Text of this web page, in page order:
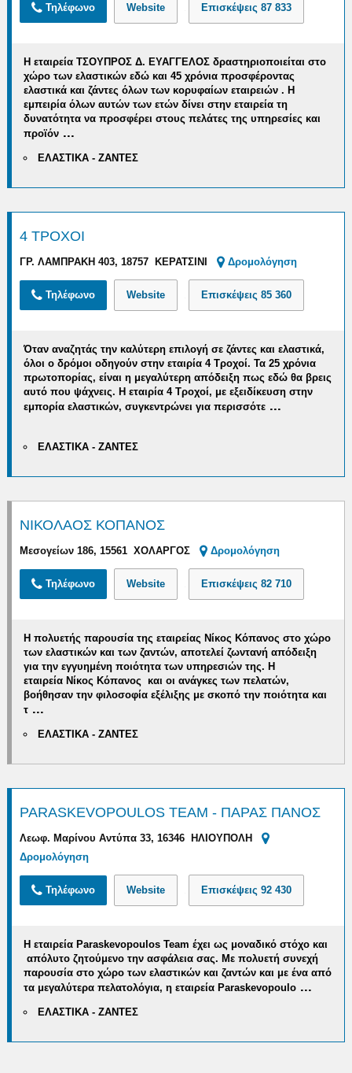
Τηλέφωνο Website Επισκέψεις87 833
Η εταιρεία ΤΣΟΥΠΡΟΣ Δ. ΕΥΑΓΓΕΛΟΣ δραστηριοποιείται στο
χώρο των ελαστικών εδώ και 45 χρόνιαπροσφέροντας
ελαστικά και ζάντες όλων των κορυφαίων εταιρειών . Η
εμπειρία όλων αυτών των ετών δίνει στην εταιρεία τη
δυνατότητα ναπροσφέρει στους πελάτες της υπηρεσίες και
προϊόν ...
ΕΛΑΣΤΙΚΑ - ΖΑΝΤΕΣ
4 ΤΡΟΧΟΙ
ΓΡ. ΛΑΜΠΡΑΚΗ 403, 18757 ΚΕΡΑΤΣΙΝΙ Δρομολόγηση
Τηλέφωνο Website Επισκέψεις85 360
Όταν αναζητάς την καλύτερη επιλογή σε ζάντες και ελαστικά,
όλοι ο δρόμοι οδηγούν στην εταιρία 4 Τροχοί. Τα 25 χρόνια
πρωτοπορίας, είναι η μεγαλύτερη απόδειξη πως εδώ θα βρεις
αυτό που ψάχνεις. H εταιρία 4 Τροχοί, με εξειδίκευση στην
εμπορία ελαστικών, συγκεντρώνει για περισσότε ...
ΕΛΑΣΤΙΚΑ - ΖΑΝΤΕΣ
ΝΙΚΟΛΑΟΣ ΚΟΠΑΝΟΣ
Μεσογείων 186, 15561 ΧΟΛΑΡΓΟΣ Δρομολόγηση
Τηλέφωνο Website Επισκέψεις82 710
Η πολυετής παρουσία της εταιρείας Νίκος Κόπανος στο χώρο
των ελαστικών και των ζαντών, αποτελεί ζωντανή απόδειξη
για την εγγυημένη ποιότητα των υπηρεσιών της. Η
εταιρεία Νίκος Κόπανος και οι ανάγκες των πελατών,
βοήθησαν την φιλοσοφία εξέλιξης με σκοπό τηνποιότητα και
τ ...
ΕΛΑΣΤΙΚΑ - ΖΑΝΤΕΣ
PARASKEVOPOULOS TEAM - ΠΑΡΑΣ ΠΑΝΟΣ
Λεωφ. Μαρίνου Αντύπα 33, 16346 ΗΛΙΟΥΠΟΛΗ
Δρομολόγηση
Τηλέφωνο Website Επισκέψεις92 430
Η εταιρεία Paraskevopoulos Team έχει ως μοναδικό στόχο και
απόλυτο ζητούμενο την ασφάλεια σας. Μεπολυετή συνεχή
παρουσία στο χώρο των ελαστικών και ζαντών και με ένα από
τα μεγαλύτερα πελατολόγια, η εταιρεία Paraskevopoulo ...
ΕΛΑΣΤΙΚΑ - ΖΑΝΤΕΣ